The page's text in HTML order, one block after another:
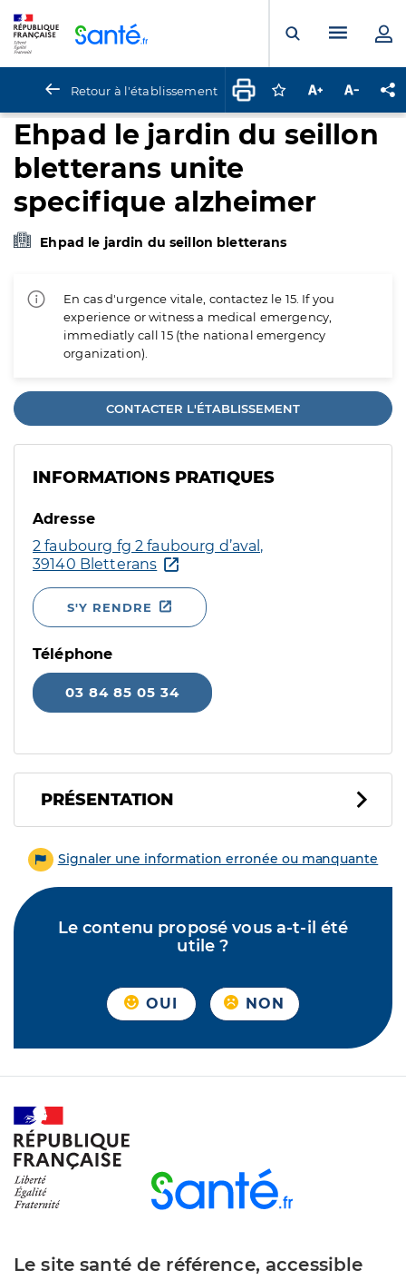
Ouvrir laMenu
Retour à l'établissement Connectez-vous
Augmenter la
Ehpad le jardin du seillon
bletterans unite
specifique alzheimer
Ehpad le jardin du seillon bletterans
En cas d'urgence vitale, contactez le 15. If you
experience or witness a medical emergency,
immediatly call 15 (the national emergency
organization).
CONTACTER L'ÉTABLISSEMENT
INFORMATIONS PRATIQUES
Adresse
2 faubourg fg 2 faubourg d’aval,
39140 Bletterans
S'Y RENDRE
Téléphone
03 84 85 05 34
PRÉSENTATION
Signaler une information erronée ou manquante
Le contenu proposé vous a-t-il été
utile ?
OUI NON
Le site santé de référence, accessible